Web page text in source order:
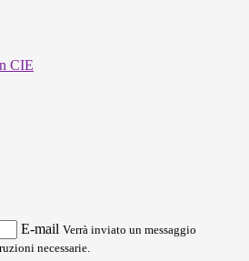
CIE
E-mail Verrà inviato un messaggio
necessarie.